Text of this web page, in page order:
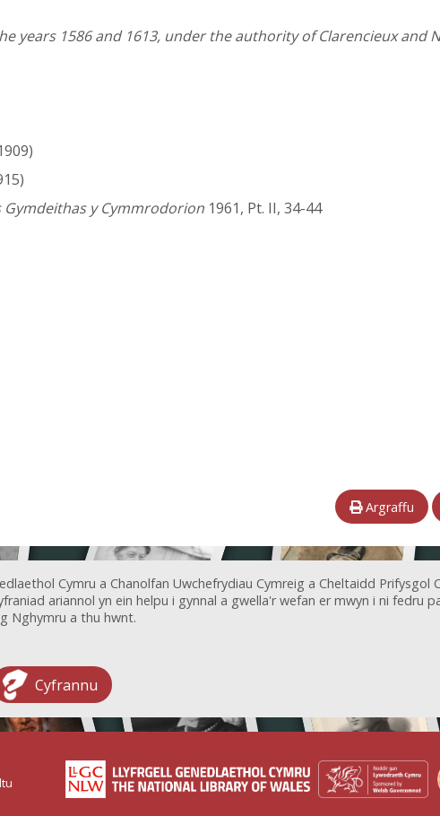
years 1586 and 1613, under the authority of Clarencieux and
y Cymmrodorion 1961, Pt. II, 34-44
Argraffu
Cymru a Chanolfan Uwchefrydiau Cymreig a Cheltaidd Prifysgol
ariannol yn ein helpu i gynnal a gwella'r wefan er mwyn i ni fedru
Nghymru a thu hwnt.
Cyfrannu